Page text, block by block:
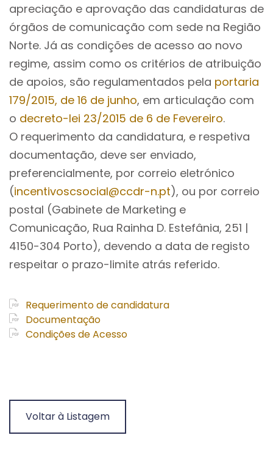
apreciação e aprovação das candidaturas de
órgãos de comunicação com sede na Região
Norte. Já as condições de acesso ao novo
regime, assim como os critérios de atribuição
de apoios, são regulamentados pela portaria
179/2015, de 16 de junho, em articulação com
o decreto-lei 23/2015 de 6 de Fevereiro.
O requerimento da candidatura, e respetiva
documentação, deve ser enviado,
preferencialmente, por correio eletrónico
(incentivoscsocial@ccdr-n.pt), ou por correio
postal (Gabinete de Marketing e
Comunicação, Rua Rainha D. Estefânia, 251 |
4150-304 Porto), devendo a data de registo
respeitar o prazo-limite atrás referido.
Requerimento de candidatura
Documentação
Condições de Acesso
Voltar à Listagem